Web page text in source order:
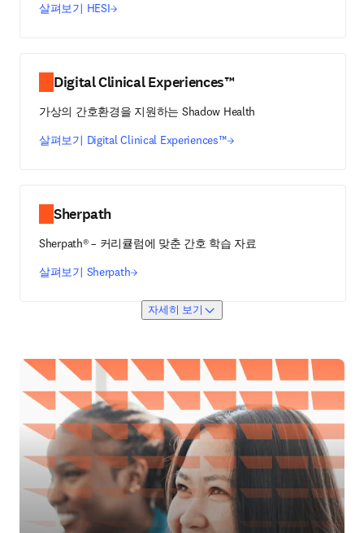
살펴보기 HESI
Digital Clinical Experiences™
가상의 간호환경을 지원하는 Shadow Health
살펴보기 Digital Clinical Experiences™
Sherpath
Sherpath® – 커리큘럼에 맞춘 간호 학습 자료
살펴보기 Sherpath
자세히 보기